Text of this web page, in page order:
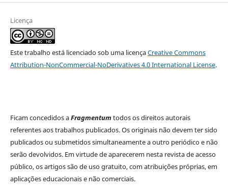
Licença
Este trabalho está licenciado sob uma licençaCreative Commons
Attribution-NonCommercial-NoDerivatives 4.0 International License.
Ficam concedidos aFragmentum todos os direitos autorais
referentes aos trabalhos publicados. Os originais não devem ter sido
publicados ou submetidos simultaneamente a outro periódico e não
serão devolvidos. Em virtude de aparecerem nesta revista de acesso
público, os artigos são de uso gratuito, com atribuições próprias, em
aplicações educacionais e não comerciais.